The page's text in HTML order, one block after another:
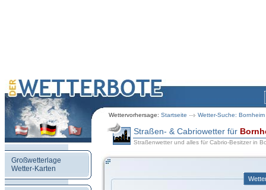
Wettervorhersage: Startseite Wetter-Suche:
Großwetterlage
Wetter-Karten
Straßen- & Cabriowetter für
Straßenwetter und alles für Cabrio-Besitzer in